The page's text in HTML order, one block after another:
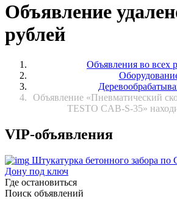
Объявление
рублей
Объявления во всех
Объявление «Пневматический
TESTO CAB-S-35»
VIP-объявления
Штукатурка бетонного забора
Дону под ключ
Где остановиться
Поиск объявлений